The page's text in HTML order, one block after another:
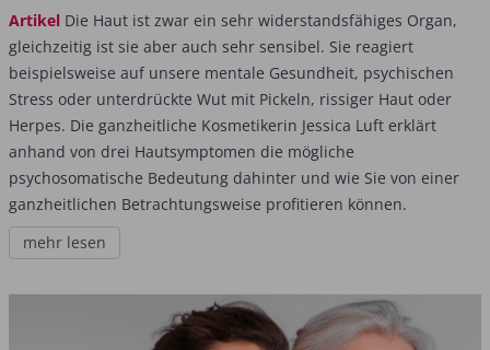
Artikel Die Haut ist zwar ein sehr widerstandsfähiges Organ,
gleichzeitig ist sie aber auch sehr sensibel. Sie reagiert
beispielsweise auf unsere mentale Gesundheit, psychischen
Stress oder unterdrückte Wut mit Pickeln, rissiger Haut oder
Herpes. Die ganzheitliche Kosmetikerin Jessica Luft erklärt
anhand von drei Hautsymptomen die mögliche
psychosomatische Bedeutung dahinter und wie Sie von einer
ganzheitlichen Betrachtungsweise profitieren können.
mehr lesen